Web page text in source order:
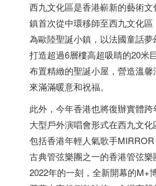
西九文化區是香港嶄新的藝術
鎮首次從中環移師至西九文化
為歐陸聖誕小鎮，以法國童話夢
打造超過6層樓高超吸睛的20米
布置精緻的聖誕小屋，營造溫
來滿滿暖意和祝福。
此外，今年香港也將復辦實體
大型戶外演唱會形式在西九文
包括香港年輕人氣歌手
古典管弦樂團之一的香港管弦樂
2022年的一刻，全新開幕的M+